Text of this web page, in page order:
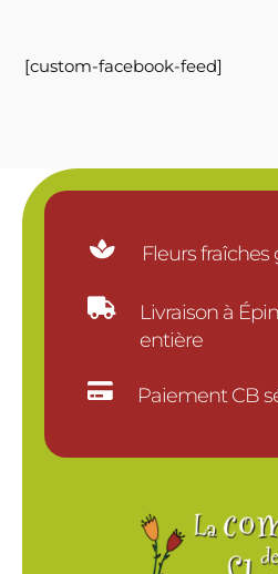
[custom-facebook-feed]
 Fleurs fraîches

Livraison à
entière
 Paiement CB